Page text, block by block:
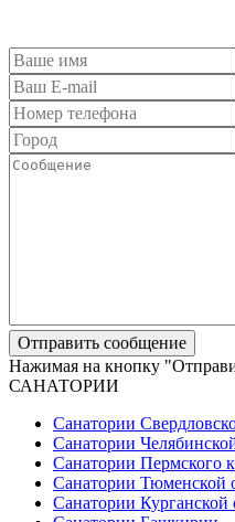
Нажимая на кнопку
САНАТОРИИ
Санатории
Санатории
Санатории Пермского
Санатории Тюменской
Санатории Курганской